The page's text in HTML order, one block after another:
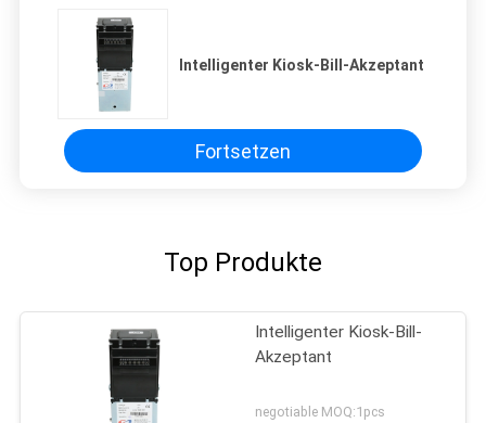
Intelligenter Kiosk-Bill-Akzeptant
Fortsetzen
Top Produkte
Intelligenter Kiosk-Bill-
Akzeptant
negotiable MOQ:1pcs